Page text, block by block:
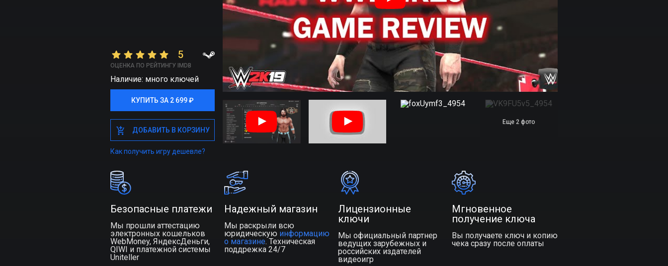
5
ОЦЕНКА ПО РЕЙТИНГУ IMDB
Наличие: много ключей
КУПИТЬ ЗА 2 699 ₽
КУПИТЬ ЗА 2 699 ₽
ДОБАВИТЬ В КОРЗИНУ
ДОБАВИТЬ В КОРЗИНУ
Как получить игру дешевле?
Еще 2 фото
Безопасные платежи
Мы прошли аттестацию
электронных кошельков
WebMoney, ЯндексДеньги,
QIWI и платежной системы
Uniteller
Надежный магазин
Мы раскрыли всю
юридическую информацию
о магазине. Техническая
поддрежка 24/7
Лицензионные
ключи
Мы официальный партнер
ведущих зарубежных и
российских издателей
видеоигр
Мгновенное
получение ключа
Вы получаете ключ и копию
чека сразу после оплаты